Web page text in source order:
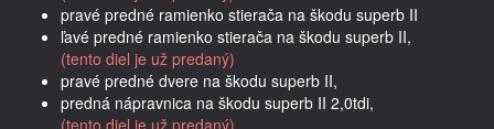
pravé predné ramienko stierača na škodu superb II
ľavé predné ramienko stierača na škodu superb II,
(tento diel je už predaný)
pravé predné dvere na škodu superb II,
predná nápravnica na škodu superb II 2,0tdi,